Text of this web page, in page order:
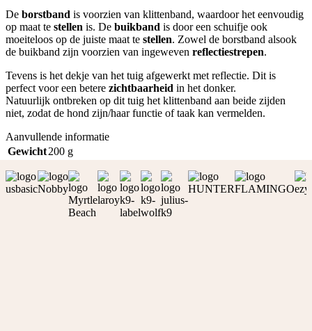
De borstband is voorzien van klittenband, waardoor het eenvoudig
op maat te stellen is. De buikband is door een schuifje ook
moeiteloos op de juiste maat te stellen. Zowel de borstband alsook
de buikband zijn voorzien van ingeweven reflectiestrepen.
Tevens is het dekje van het tuig afgewerkt met reflectie. Dit is
perfect voor een betere zichtbaarheid in het donker.
Natuurlijk ontbreken op dit tuig het klittenband aan beide zijden
niet, zodat de hond zijn/haar functie of taak kan vermelden.
Aanvullende informatie
Gewicht200 g